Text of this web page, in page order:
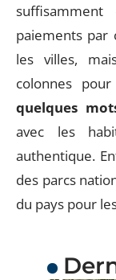
paiements par
les villes,
colonnes
quelques
avec les
authentique.
des parcs
du pays pour